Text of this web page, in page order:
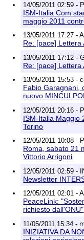
14/05/2011 02:59 -
ISM-Italia Com
maggio 2011
13/05/2011 17:27 -
Re: [pace] Lettera
13/05/2011 17:12 -
Re: [pace] Lettera
13/05/2011 15:53 -
Fabio Garagnani,
nuovo
12/05/2011 20:16 -
ISM-Italia Maggio
Torino
12/05/2011 10:08 -
Roma, sabato 21
Vittorio Arrigoni
12/05/2011 02:59 -
Newsletter
12/05/2011 02:01 -
PeaceLink:
richiesto dall'ONU"
11/05/2011 15:34 -
INIZIATIVA DA